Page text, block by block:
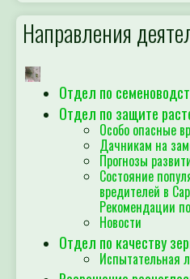
Направления
Отдел по
Отдел по защите
Особо опасные
Дачникам на
Прогнозы
Состояние
вредителей в
Рекомендации
Новости
Отдел по качеству
Испытательная
Разрешение